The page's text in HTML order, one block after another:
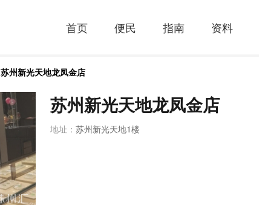
首页 便民 指南 资料
苏州新光天地龙凤金店
苏州新光天地龙凤金店
地址： 苏州新光天地1楼